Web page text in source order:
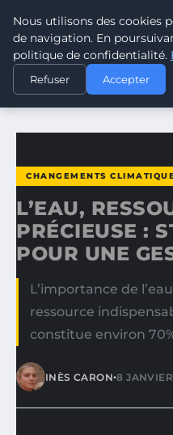
CLIMATE
ACCUEIL
CHANGEMENTS
L’EAU, RESSOURCE
CHANGEMENTS
L’EAU,
PRÉCIEUSE :
POUR UNE
L’importance de
ressource
constitue environ
INÈS CARON•8
Nous utilisons des cookies
de navigation. En
politique de confidentialité.
Refuser Accepter